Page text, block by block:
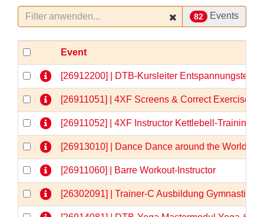
82 Events
Event
[26912200] | DTB-Kursleiter
[26911051] | 4XF Screens & Correct Exercises
[26911052] | 4XF Instructor Kettlebell-Training
[26913010] | Dance Dance around the World
[26911060] | Barre Workout-Instructor
[26302091] | Trainer-C Ausbildung Gymnastik/